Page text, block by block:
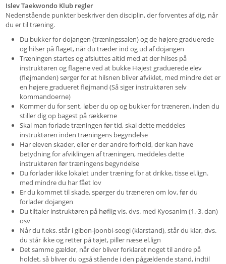
Islev Taekwondo Klub regler
Nedenstående punkter beskriver den disciplin, der forventes af dig, når
du er til træning.
Du bukker for dojangen (træningssalen) og de højere graduerede
og hilser på flaget, når du træder ind og ud af dojangen
Træningen startes og afsluttes altid med at der hilses på
instruktøren og flagene ved at bukke Højest graduerede elev
(fløjmanden) sørger for at hilsnen bliver afviklet, med mindre det er
en højere gradueret fløjmand (Så siger instruktøren selv
kommandoerne)
Kommer du for sent, løber du op og bukker for træneren, inden du
stiller dig op bagest på rækkerne
Skal man forlade træningen før tid, skal dette meddeles
instruktøren inden træningens begyndelse
Har eleven skader, eller er der andre forhold, der kan have
betydning for afviklingen af træningen, meddeles dette
instruktøren før træningens begyndelse
Du forlader ikke lokalet under træning for at drikke, tisse el.lign.
med mindre du har fået lov
Er du kommet til skade, spørger du træneren om lov, før du
forlader dojangen
Du tiltaler instruktøren på høflig vis, dvs. med Kyosanim (1.-3. dan)
osv
Når du f.eks. står i gibon-joonbi-seogi (klarstand), står du klar, dvs.
du står ikke og retter på tøjet, piller næse el.lign
Det samme gælder, når der bliver forklaret noget til andre på
holdet, så bliver du også stående i den pågældende stand, indtil